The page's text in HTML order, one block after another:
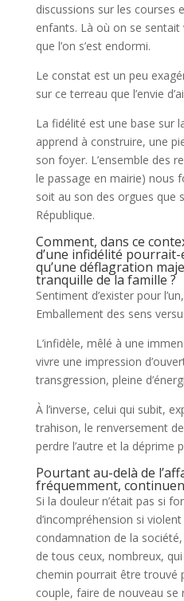
discussions sur les courses
enfants. Là où on se
que l’on s’est endormi.
Le constat est un peu
sur ce terreau que l’envie
La fidélité est une base sur
apprend à construire, une
son foyer. L’ensemble des
le passage en mairie) nous
soit au son des orgues que
République.
Comment, dans ce
d’une infidélité
qu’une déflagration
tranquille de la famille ?
Sentiment d’exister pour
Emballement des sens
L’infidèle, mêlé à une
vivre une impression
transgression, pleine
À l’inverse, celui qui subit,
trahison, le renversement
perdre l’autre et la déprime
Pourtant au-delà de
fréquemment,
Si la douleur n’était pas si
d’incompréhension si
condamnation de la
de tous ceux, nombreux,
chemin pourrait être trouvé
couple, faire de nouveau